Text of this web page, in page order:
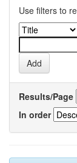
Use filters to
Results/Page
In order